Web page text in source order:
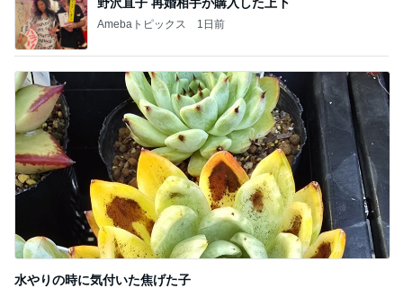
Amebaトピックス 1日前
水やりの時に気付いた焦げた子